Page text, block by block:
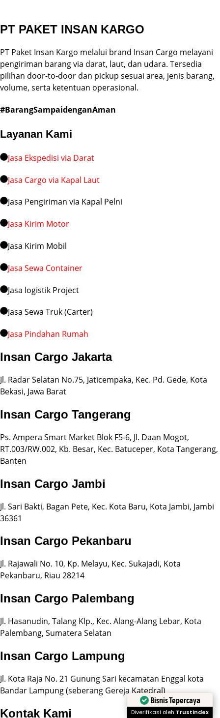
PT PAKET INSAN KARGO
PT Paket Insan Kargo melalui brand Insan Cargo melayani
pengiriman barang via darat, laut, dan udara. Tersedia
pilihan door-to-door dan pickup sesuai area, jenis barang,
volume, serta ketentuan operasional.
#BarangSampaidenganAman
Layanan Kami
Jasa Ekspedisi via Darat
Jasa Cargo via Kapal Laut
Jasa Pengiriman via Kapal Pelni
Jasa Kirim Motor
Jasa Kirim Mobil
Jasa Sewa Container
Jasa logistik Project
Jasa Sewa Truk (Carter)
Jasa Pindahan Rumah
Insan Cargo Jakarta
Jl. Radar Selatan No.75, Jaticempaka, Kec. Pd. Gede, Kota
Bekasi, Jawa Barat
Insan Cargo Tangerang
Ps. Ampera Smart Market Blok F5-6, Jl. Daan Mogot,
RT.003/RW.002, Kb. Besar, Kec. Batuceper, Kota Tangerang,
Banten
Insan Cargo Jambi
Jl. Sari Bakti, Bagan Pete, Kec. Kota Baru, Kota Jambi, Jambi
36361
Insan Cargo Pekanbaru
Jl. Rajawali No. 10, Kp. Melayu, Kec. Sukajadi, Kota
Pekanbaru, Riau 28214
Insan Cargo Palembang
Jl. Hasanudin, Talang Klp., Kec. Alang-Alang Lebar, Kota
Palembang, Sumatera Selatan
Insan Cargo Lampung
Jl. Kota Raja No. 21 Gunung Sari kecamatan Enggal kota
Bandar Lampung (seberang Gereja Katedral)
Kontak Kami
Bisnis Tepercaya
Diverifikasi oleh Trustindex